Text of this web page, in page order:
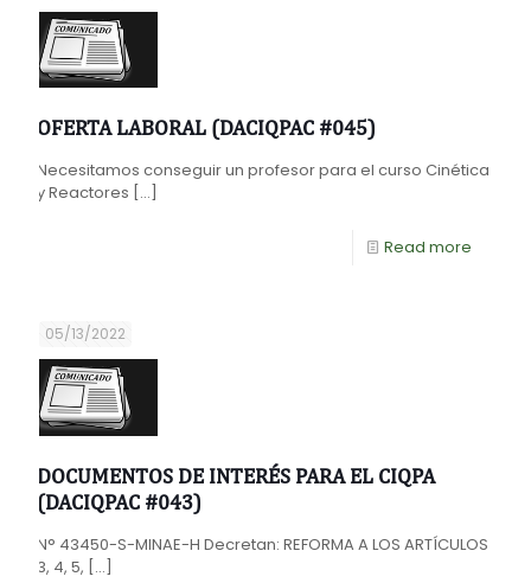
OFERTA LABORAL (DACIQPAC #045)
Necesitamos conseguir un profesor para el curso Cinética
y Reactores […]
Read more
05/13/2022
DOCUMENTOS DE INTERÉS PARA EL CIQPA
(DACIQPAC #043)
N° 43450-S-MINAE-H Decretan: REFORMA A LOS ARTÍCULOS
3, 4, 5, […]